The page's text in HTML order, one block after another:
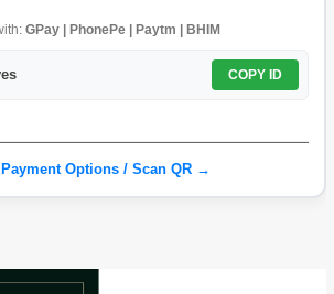
GPay | PhonePe | Paytm | BHIM
COPY ID
Payment Options / Scan QR →